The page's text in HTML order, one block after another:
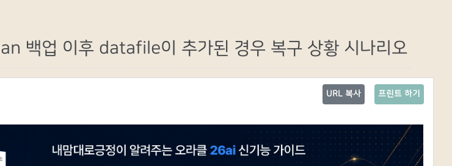
백업 이후 datafile이 추가된 경우 복구 상황 시나리오
프린트 하기
URL 복사